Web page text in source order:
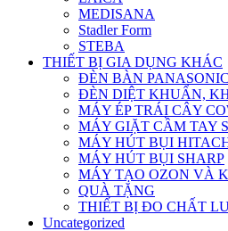
MEDISANA
Stadler Form
STEBA
THIẾT BỊ GIA DỤNG KHÁC
ĐÈN BÀN PANASONIC
ĐÈN DIỆT KHUẨN,
MÁY ÉP TRÁI CÂY
MÁY GIẶT CẦM TAY
MÁY HÚT BỤI
MÁY HÚT BỤI SHARP
MÁY TẠO OZON VÀ
QUÀ TẶNG
THIẾT BỊ ĐO CHẤT
Uncategorized